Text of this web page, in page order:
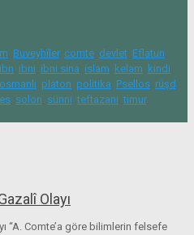
, Buveyhîler, comte, devlet, Eflatun,
ibn, ibni, ibni sina, islam, kelam, kindi,
osmanlı, platon, politika, Psellos, rüşd ,
, solon, sünni,teftazani,timur,
Olayı
“A. Comte’a göre bilimlerin felsefe